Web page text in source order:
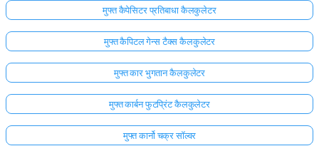
मुफ्त कैपेसिटर प्रतिबाधा कैलकुलेटर
मुफ्त कैपिटल गेन्स टैक्स कैलकुलेटर
मुफ्त कार भुगतान कैलकुलेटर
मुफ्त कार्बन फुटप्रिंट कैलकुलेटर
मुफ्त कार्नो चक्र सॉल्वर